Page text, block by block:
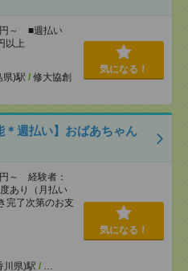
円～ ■週払い
以上
県)駅 / 修大協創
気になる！
＊週払い】おばあちゃん
～ 経験者：
あり（月払い
完了次第のお支
川県)駅 / …
気になる！